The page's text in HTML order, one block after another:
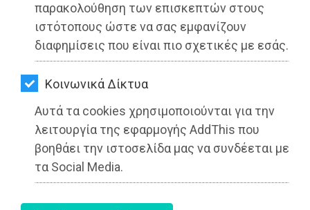
παρακολούθηση των επισκεπτών στους
ιστότοπους ώστε να σας εμφανίζουν
διαφημίσεις που είναι πιο σχετικές με εσάς.
Kοινωνικά Δίκτυα
Αυτά τα cookies χρησιμοποιούνται για την
λειτουργία της εφαρμογής AddThis που
βοηθάει την ιστοσελίδα μας να συνδέεται με
τα Social Media.
ΕΦΗΜΕΡΙΔΕΣ
OΔΗΓΟΣ
ΑΓΟΡΑΣ
ΨΙΘΥΡΟΙ
ΑΠΟΣΤΟΛΗ
ΑΡΘΡΩΝ
27-05-2025
Από τo Dimotisnews